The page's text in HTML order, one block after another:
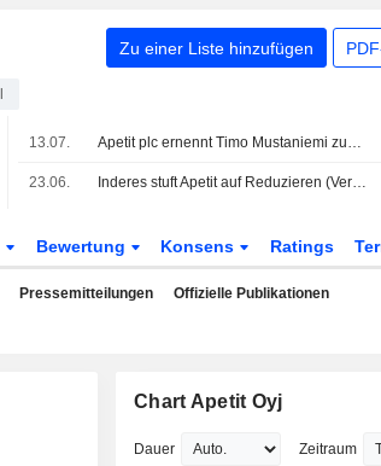
Zu einer Liste hinzufügen
13.07. Apetit plc ernennt Timo Mustaniemi zum Produktionsdirektor, Amtsantritt am 1. September 2026
23.06. Inderes stuft Apetit auf Reduzieren (Verkaufen) hoch, Kursziel 12,50 EUR
Bewertung Konsens Ratings
Pressemitteilungen Offizielle Publikationen
Chart Apetit Oyj
Dauer Zeitraum